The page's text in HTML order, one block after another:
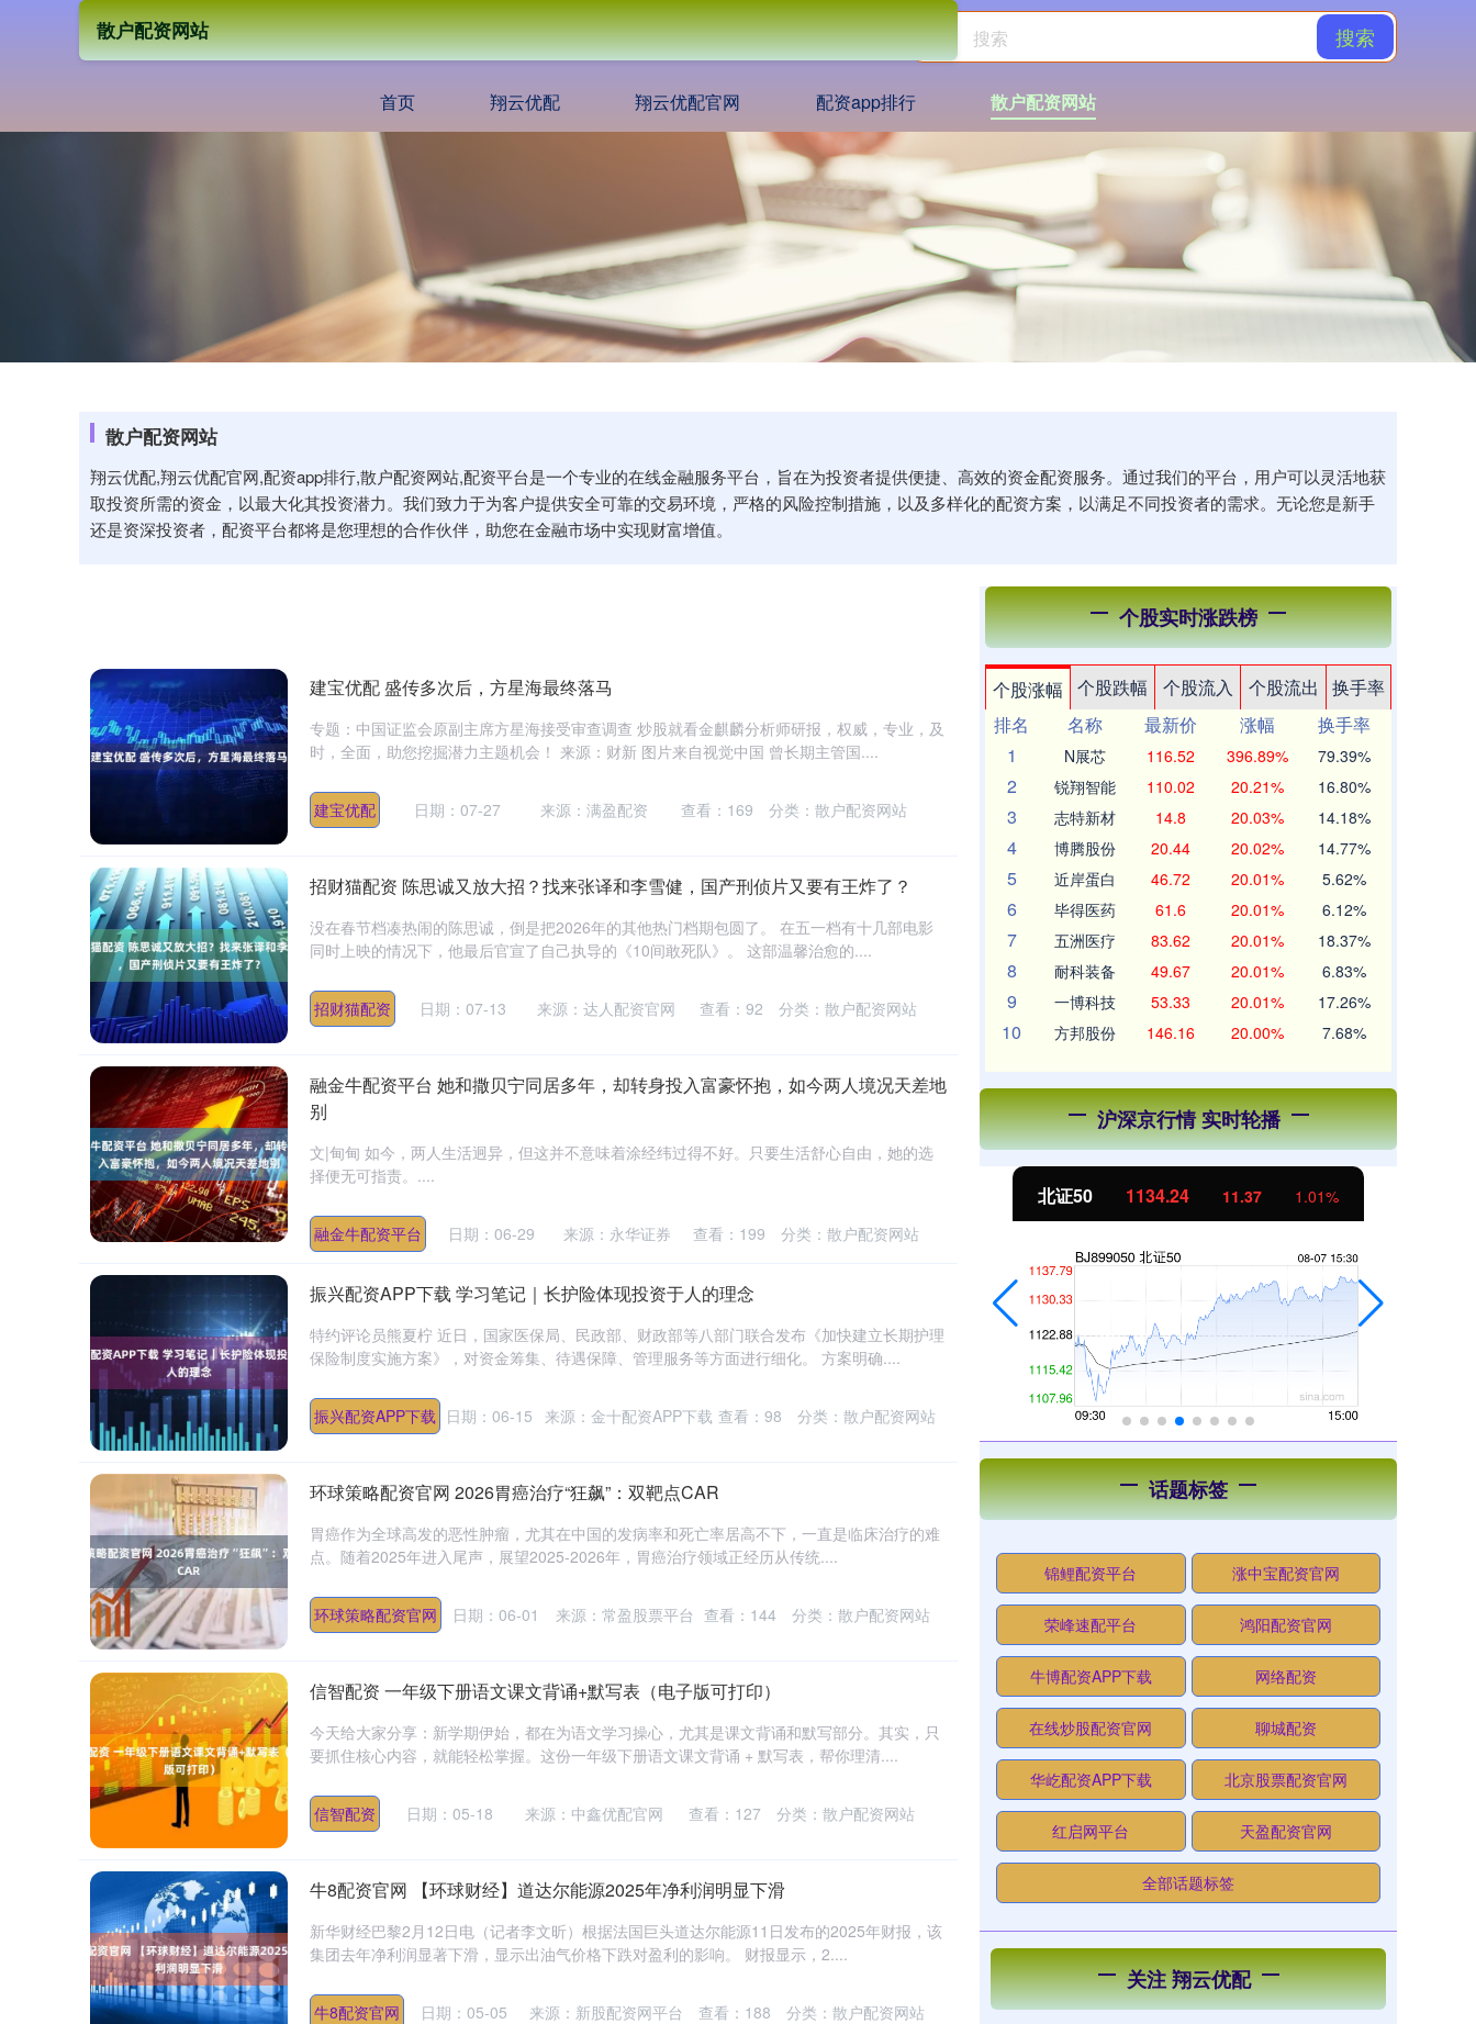
搜索
首页 翔云优配 翔云优配官网 配资app排行 散户配资网站
散户配资网站
翔云优配,翔云优配官网,配资app排行,散户配资网站,配资平台是一个专业的在线金融服务平台，旨在为投资者提供便捷、高效的资金配资服务。通过我们的平台，用户可以灵活地获
取投资所需的资金，以最大化其投资潜力。我们致力于为客户提供安全可靠的交易环境，严格的风险控制措施，以及多样化的配资方案，以满足不同投资者的需求。无论您是新手
还是资深投资者，配资平台都将是您理想的合作伙伴，助您在金融市场中实现财富增值。
散户配资网站
建宝优配 盛传多次后，方星海最终落马
专题：中国证监会原副主席方星海接受审查调查 炒股就看金麒麟分析师研报，权威，专业，及
时，全面，助您挖掘潜力主题机会！ 来源：财新 图片来自视觉中国 曾长期主管国....
建宝优配 日期：07-27 来源：满盈配资 查看： 169 分类：散户配资网站
招财猫配资 陈思诚又放大招？找来张译和李雪健，国产刑侦片又要有王炸了？
没在春节档凑热闹的陈思诚，倒是把2026年的其他热门档期包圆了。 在五一档有十几部电影
同时上映的情况下，他最后官宣了自己执导的《10间敢死队》。 这部温馨治愈的....
招财猫配资 日期：07-13 来源：达人配资官网 查看： 92 分类： 散户配资网站
融金牛配资平台 她和撒贝宁同居多年，却转身投入富豪怀抱，如今两人境况天差地
别
文|甸甸 如今，两人生活迥异，但这并不意味着涂经纬过得不好。只要生活舒心自由，她的选
择便无可指责。....
融金牛配资平台 日期：06-29 来源：永华证券 查看： 199 分类： 散户配资网站
振兴配资APP下载 学习笔记｜长护险体现投资于人的理念
特约评论员熊夏柠 近日，国家医保局、民政部、财政部等八部门联合发布《加快建立长期护理
保险制度实施方案》，对资金筹集、待遇保障、管理服务等方面进行细化。 方案明确....
振兴配资APP下载 日期：06-15 来源：金十配资APP下载 查看： 98 分类： 散户配资网站
环球策略配资官网 2026胃癌治疗“狂飙”：双靶点CAR
胃癌作为全球高发的恶性肿瘤，尤其在中国的发病率和死亡率居高不下，一直是临床治疗的难
点。随着2025年进入尾声，展望2025-2026年，胃癌治疗领域正经历从传统....
环球策略配资官网 日期：06-01 来源：常盈股票平台 查看： 144 分类：散户配资网站
信智配资 一年级下册语文课文背诵+默写表（电子版可打印）
今天给大家分享：新学期伊始，都在为语文学习操心，尤其是课文背诵和默写部分。其实，只
要抓住核心内容，就能轻松掌握。这份一年级下册语文课文背诵 + 默写表，帮你理清....
信智配资 日期：05-18 来源：中鑫优配官网 查看： 127 分类：散户配资网站
牛8配资官网 【环球财经】道达尔能源2025年净利润明显下滑
新华财经巴黎2月12日电（记者李文昕）根据法国巨头道达尔能源11日发布的2025年财报，该
集团去年净利润显著下滑，显示出油气价格下跌对盈利的影响。 财报显示，2....
牛8配资官网 日期：05-05 来源：新股配资网平台 查看： 188 分类：散户配资网站
个股实时涨跌榜
个股涨幅 个股跌幅 个股流入 个股流出
换手率
排名
名称 最新价 涨幅
换手率
1
N展芯 116.52 396.89% 79.39%
2 锐翔智能 110.02 20.21% 16.80%
3 志特新材 14.8 20.03% 14.18%
4 博腾股份 20.44 20.02% 14.77%
5 近岸蛋白 46.72 20.01% 5.62%
6 毕得医药 61.6 20.01% 6.12%
7 五洲医疗 83.62 20.01% 18.37%
8 耐科装备 49.67 20.01% 6.83%
9 一博科技 53.33 20.01% 17.26%
10 方邦股份 146.16 20.00% 7.68%
沪深京行情 实时轮播
1.02% 深证成指 北证50 1134.24 11.37 1.01%
话题标签
锦鲤配资平台 涨中宝配资官网
荣峰速配平台 鸿阳配资官网
牛博配资APP下载 网络配资
在线炒股配资官网 聊城配资
华屹配资APP下载 北京股票配资官网
红启网平台 天盈配资官网
全部话题标签
关注 翔云优配